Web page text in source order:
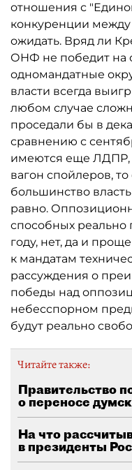
отношения с
конкуренции
ожидать. Вряд ли
ОНФ не победит на
одномандатные
власти всегда
любом случае
проседали бы в
сравнению с
имеются еще ЛДПР,
вагон спойлеров,
большинство
равно.
способных реально
году, нет, да и
к мандатам
рассуждения о
победы над
небесспорном
будут реально
Читайте также:
Правительство
о переносе
На что
в президенты